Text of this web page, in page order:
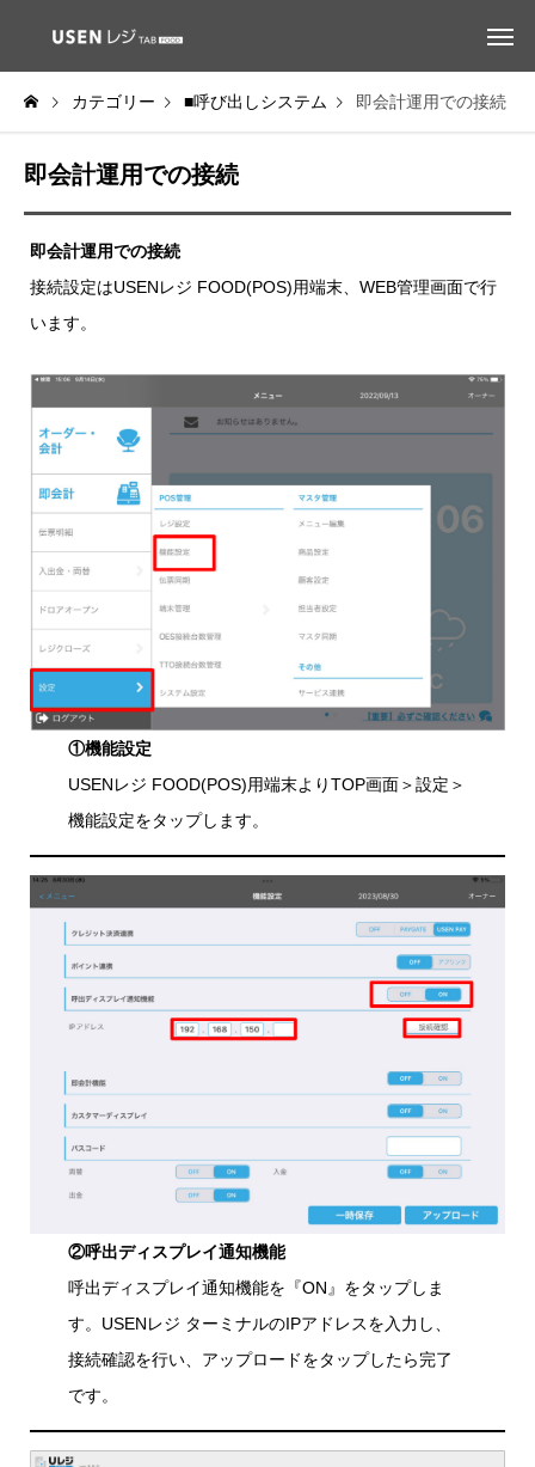
カテゴリー ■呼び出しシステム 即会計運用での接続
即会計運用での接続
即会計運用での接続
接続設定はUSENレジ FOOD(POS)用端末、WEB管理画面で行
います。
①機能設定
USENレジ FOOD(POS)用端末よりTOP画面＞設定＞
機能設定をタップします。
②呼出ディスプレイ通知機能
呼出ディスプレイ通知機能を『ON』をタップしま
す。USENレジ ターミナルのIPアドレスを入力し、
接続確認を行い、アップロードをタップしたら完了
です。